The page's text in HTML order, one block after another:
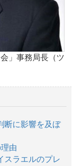
」事務局長（ツ
断に影響を及ぼ
由
スラエルのプレ